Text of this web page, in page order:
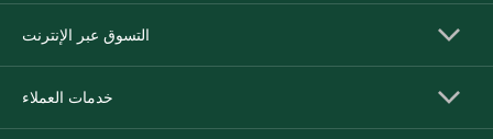
التسوق عبر الإنترنت
خدمات العملاء